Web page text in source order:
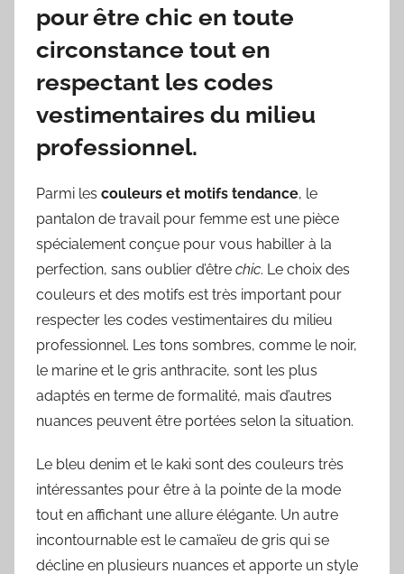
pour être chic en toute
circonstance tout en
respectant les codes
vestimentaires du milieu
professionnel.
Parmi les couleurs et motifs tendance, le
pantalon de travail pour femme est une pièce
spécialement conçue pour vous habiller à la
perfection, sans oublier d’être chic. Le choix des
couleurs et des motifs est très important pour
respecter les codes vestimentaires du milieu
professionnel. Les tons sombres, comme le noir,
le marine et le gris anthracite, sont les plus
adaptés en terme de formalité, mais d’autres
nuances peuvent être portées selon la situation.
Le bleu denim et le kaki sont des couleurs très
intéressantes pour être à la pointe de la mode
tout en affichant une allure élégante. Un autre
incontournable est le camaïeu de gris qui se
décline en plusieurs nuances et apporte un style